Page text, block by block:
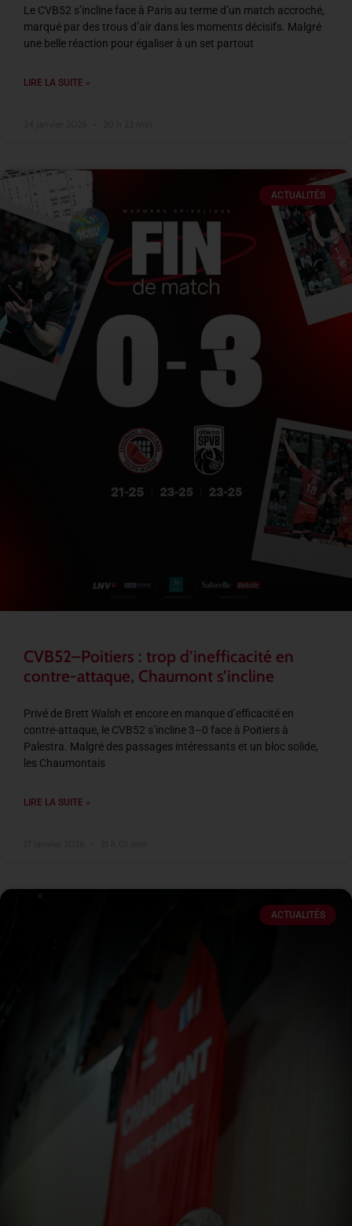
Le CVB52 s’incline face à Paris au terme d’un match accroché,
marqué par des trous d’air dans les moments décisifs. Malgré
une belle réaction pour égaliser à un set partout
LIRE LA SUITE »
ACTUALITÉS
CVB52–Poitiers : trop d’inefficacité en
contre-attaque, Chaumont s’incline
Privé de Brett Walsh et encore en manque d’efficacité en
contre-attaque, le CVB52 s’incline 3–0 face à Poitiers à
Palestra. Malgré des passages intéressants et un bloc solide,
les Chaumontais
LIRE LA SUITE »
ACTUALITÉS